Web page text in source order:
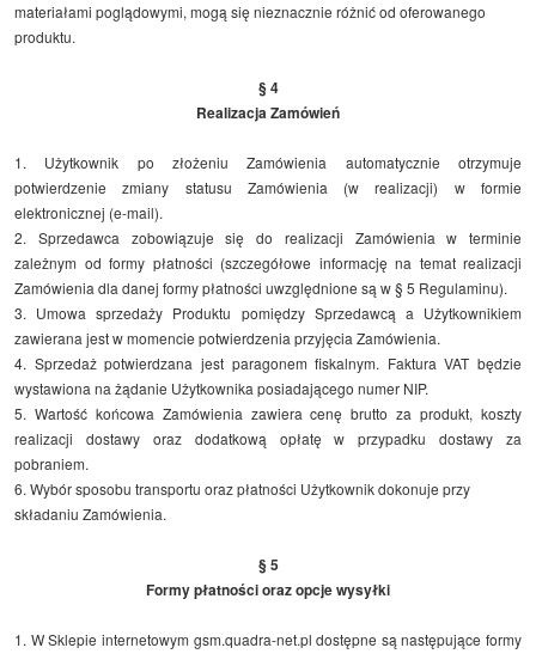
materiałami poglądowymi, mogą się nieznacznie różnić od oferowanego
produktu.
§ 4
Realizacja Zamówień
1. Użytkownik po złożeniu Zamówienia automatycznie otrzymuje
potwierdzenie zmiany statusu Zamówienia (w realizacji) w formie
elektronicznej (e-mail).
2. Sprzedawca zobowiązuje się do realizacji Zamówienia w terminie
zależnym od formy płatności (szczegółowe informację na temat realizacji
Zamówienia dla danej formy płatności uwzględnione są w § 5 Regulaminu).
3. Umowa sprzedaży Produktu pomiędzy Sprzedawcą a Użytkownikiem
zawierana jest w momencie potwierdzenia przyjęcia Zamówienia.
4. Sprzedaż potwierdzana jest paragonem fiskalnym. Faktura VAT będzie
wystawiona na żądanie Użytkownika posiadającego numer NIP.
5. Wartość końcowa Zamówienia zawiera cenę brutto za produkt, koszty
realizacji dostawy oraz dodatkową opłatę w przypadku dostawy za
pobraniem.
6. Wybór sposobu transportu oraz płatności Użytkownik dokonuje przy
składaniu Zamówienia.
§ 5
Formy płatności oraz opcje wysyłki
1. W Sklepie internetowym gsm.quadra-net.pl dostępne są następujące formy